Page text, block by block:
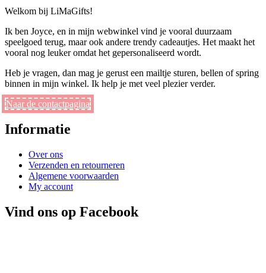
Welkom bij LiMaGifts!
Ik ben Joyce, en in mijn webwinkel vind je vooral duurzaam
speelgoed terug, maar ook andere trendy cadeautjes. Het maakt het
vooral nog leuker omdat het gepersonaliseerd wordt.
Heb je vragen, dan mag je gerust een mailtje sturen, bellen of spring
binnen in mijn winkel. Ik help je met veel plezier verder.
Naar de contactpagina
Informatie
Over ons
Verzenden en retourneren
Algemene voorwaarden
My account
Vind ons op Facebook